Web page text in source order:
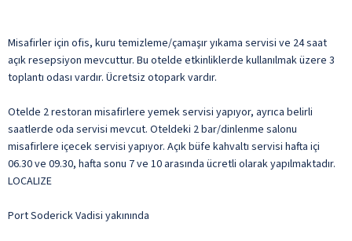
Misafirler için ofis, kuru temizleme/çamaşır yıkama servisi ve 24 saat
açık resepsiyon mevcuttur. Bu otelde etkinliklerde kullanılmak üzere 3
toplantı odası vardır. Ücretsiz otopark vardır.
Otelde 2 restoran misafirlere yemek servisi yapıyor, ayrıca belirli
saatlerde oda servisi mevcut. Oteldeki 2 bar/dinlenme salonu
misafirlere içecek servisi yapıyor. Açık büfe kahvaltı servisi hafta içi
06.30 ve 09.30, hafta sonu 7 ve 10 arasında ücretli olarak yapılmaktadır.
LOCALIZE
Port Soderick Vadisi yakınında